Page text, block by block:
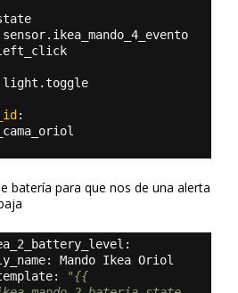
sensor.ikea_mando_4_evento
light.toggle
batería para que nos de una alerta
Mando Ikea Oriol
"{{